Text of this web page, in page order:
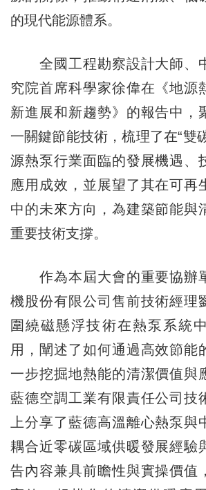
的現代能源體系。
全國工程勘察設計大師、
究院首席科學家徐偉在《地源
新進展和新趨勢》的報告中，
一關鍵節能技術，梳理了在“雙
源熱泵行業面臨的發展機遇、
應用成效，並展望了其在可再
中的未來方向，為建築節能與
重要技術支撐。
作為本屆大會的重要協辦
機股份有限公司售前技術經理
圍繞磁懸浮技術在熱泵系統
用，闡述了如何通過高效節能
一步挖掘地熱能的清潔價值與
藍德空調工業有限責任公司技
上分享了藍德高溫離心熱泵與
耦合近零碳區域供暖發展經驗
告內容兼具前瞻性與實操價值